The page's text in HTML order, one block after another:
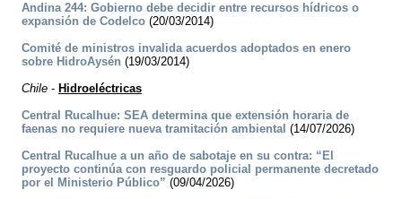
Andina 244: Gobierno debe decidir entre recursos hídricos o
expansión de Codelco (20/03/2014)
Comité de ministros invalida acuerdos adoptados en enero
sobre HidroAysén (19/03/2014)
Chile - Hidroeléctricas
Central Rucalhue: SEA determina que extensión horaria de
faenas no requiere nueva tramitación ambiental (14/07/2026)
Central Rucalhue a un año de sabotaje en su contra: “El
proyecto continúa con resguardo policial permanente decretado
por el Ministerio Público” (09/04/2026)